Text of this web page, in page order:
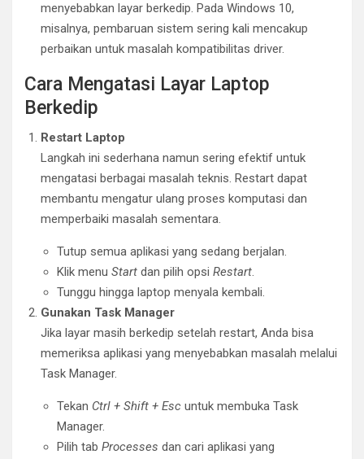
menyebabkan layar berkedip. Pada Windows 10,
misalnya, pembaruan sistem sering kali mencakup
perbaikan untuk masalah kompatibilitas driver.
Cara Mengatasi Layar Laptop
Berkedip
Restart Laptop
Langkah ini sederhana namun sering efektif untuk
mengatasi berbagai masalah teknis. Restart dapat
membantu mengatur ulang proses komputasi dan
memperbaiki masalah sementara.
Tutup semua aplikasi yang sedang berjalan.
Klik menu Start dan pilih opsi Restart.
Tunggu hingga laptop menyala kembali.
Gunakan Task Manager
Jika layar masih berkedip setelah restart, Anda bisa
memeriksa aplikasi yang menyebabkan masalah melalui
Task Manager.
Tekan Ctrl + Shift + Esc untuk membuka Task
Manager.
Pilih tab Processes dan cari aplikasi yang